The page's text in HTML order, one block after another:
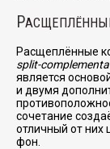
Р
Расщеплённые
split-
является
и двумя
сочетание
отличный от них
фон.